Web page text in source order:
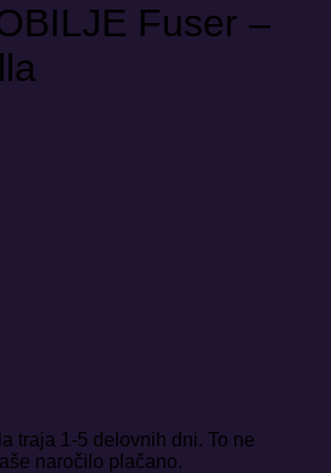
Fuser –
traja 1-5 delovnih dni. To ne
naročilo plačano.